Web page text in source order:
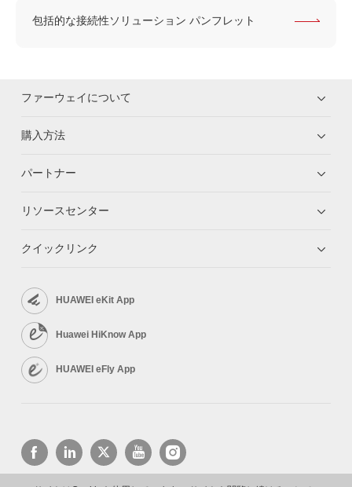
包括的な接続性ソリューション パンフレット
ファーウェイについて
購入方法
パートナー
リソースセンター
クイックリンク
HUAWEI eKit App
Huawei HiKnow App
HUAWEI eFly App